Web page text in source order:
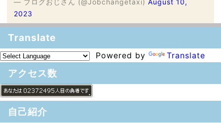
— ブログおじさん (@Jobchangetaxi) August 10,
2023
Translate
Powered by Translate
アクセス数
自己紹介